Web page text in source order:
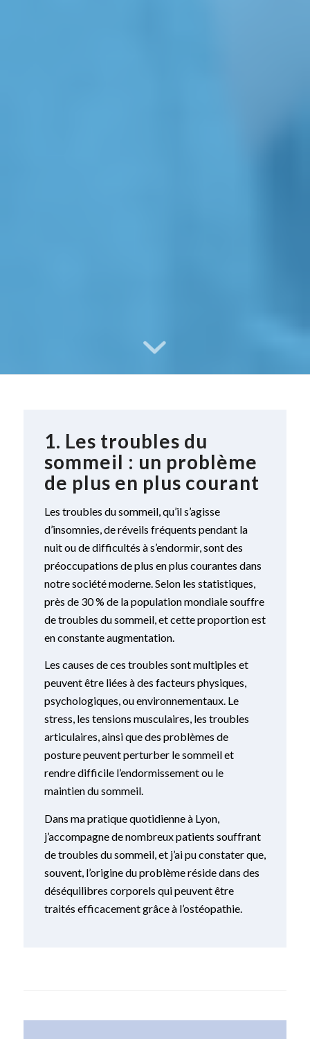
1. Les troubles du
sommeil : un problème
de plus en plus courant
Les troubles du sommeil, qu’il s’agisse
d’insomnies, de réveils fréquents pendant la
nuit ou de difficultés à s’endormir, sont des
préoccupations de plus en plus courantes dans
notre société moderne. Selon les statistiques,
près de 30 % de la population mondiale souffre
de troubles du sommeil, et cette proportion est
en constante augmentation.
Les causes de ces troubles sont multiples et
peuvent être liées à des facteurs physiques,
psychologiques, ou environnementaux. Le
stress, les tensions musculaires, les troubles
articulaires, ainsi que des problèmes de
posture peuvent perturber le sommeil et
rendre difficile l’endormissement ou le
maintien du sommeil.
Dans ma pratique quotidienne à Lyon,
j’accompagne de nombreux patients souffrant
de troubles du sommeil, et j’ai pu constater que,
souvent, l’origine du problème réside dans des
déséquilibres corporels qui peuvent être
traités efficacement grâce à l’ostéopathie.